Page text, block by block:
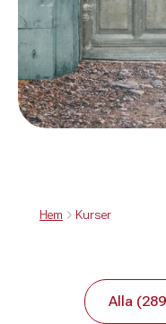
Hem Kurser
Alla